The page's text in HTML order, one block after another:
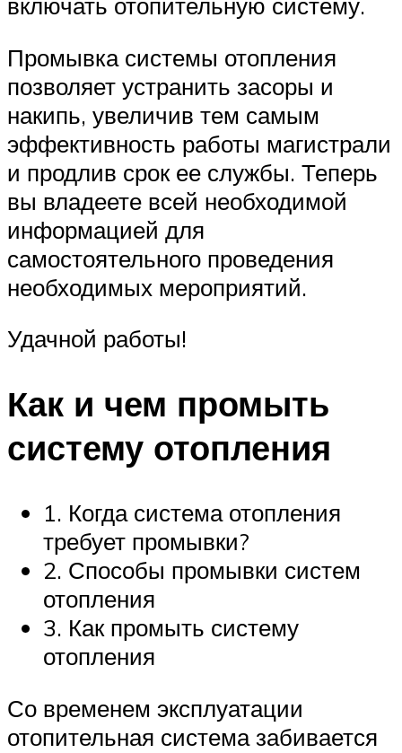
Промывка системы отопления
позволяет устранить засоры и
накипь, увеличив тем самым
эффективность работы магистрали
и продлив срок ее службы. Теперь
вы владеете всей необходимой
информацией для
самостоятельного проведения
необходимых мероприятий.
Удачной работы!
Как и чем промыть
систему отопления
1. Когда система отопления
требует промывки?
2. Способы промывки систем
отопления
3. Как промыть систему
отопления
Со временем эксплуатации
отопительная система забивается